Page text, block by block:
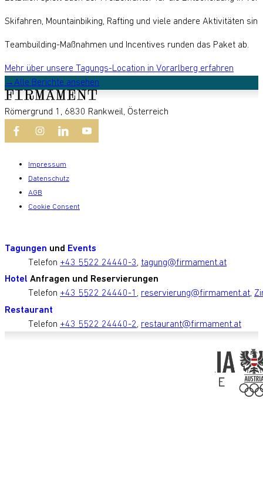
Skifahren, Mountainbiking, Rafting und viele andere Aktivitäten
Teambuilding-Maßnahmen und Incentives runden das Paket ab.
Mehr über unsere Tagungs-Location in Vorarlberg erfahren
Alle Berichte ansehen
Römergrund 1, 6830 Rankweil, Österreich
Impressum
Datenschutz
AGB
Cookie Consent
Tagungen und Events
Telefon +43 5522 24440-3, tagung@firmament.at
Hotel Anfragen und Reservierungen
Telefon +43 5522 24440-1 , reservierung@firmament.at,
Restaurant
Telefon +43 5522 24440-2, restaurant@firmament.at